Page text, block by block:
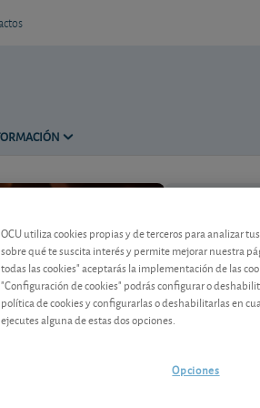
L'Oréal
Para
lujo.
OCU utiliza cookies propias y de terceros para analizar
sobre qué te suscita interés y permite mejorar nuestra
todas las cookies" aceptarás la implementación de las
"Configuración de cookies" podrás configurar o
política de cookies y configurarlas o deshabilitarlas en
ejecutes alguna de estas dos opciones.
Opciones